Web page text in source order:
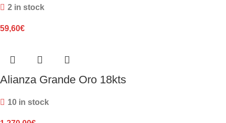
2 in stock
59,60€
Alianza Grande Oro 18kts
10 in stock